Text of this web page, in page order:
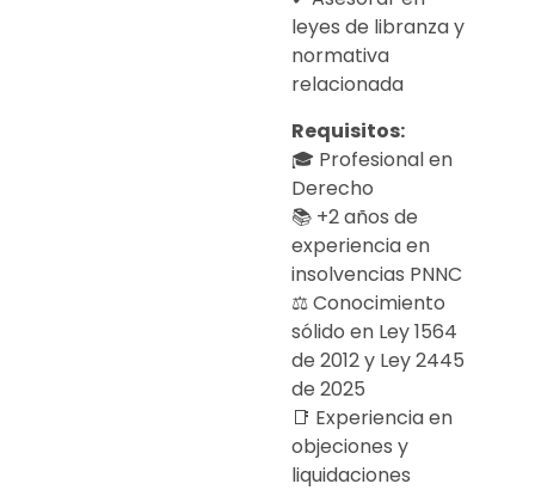
leyes de libranza y
normativa
relacionada
Requisitos:
🎓 Profesional en
Derecho
📚 +2 años de
experiencia en
insolvencias PNNC
⚖ Conocimiento
sólido en Ley 1564
de 2012 y Ley 2445
de 2025
📑 Experiencia en
objeciones y
liquidaciones